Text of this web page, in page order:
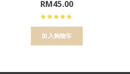
RM45.00
加入购物车